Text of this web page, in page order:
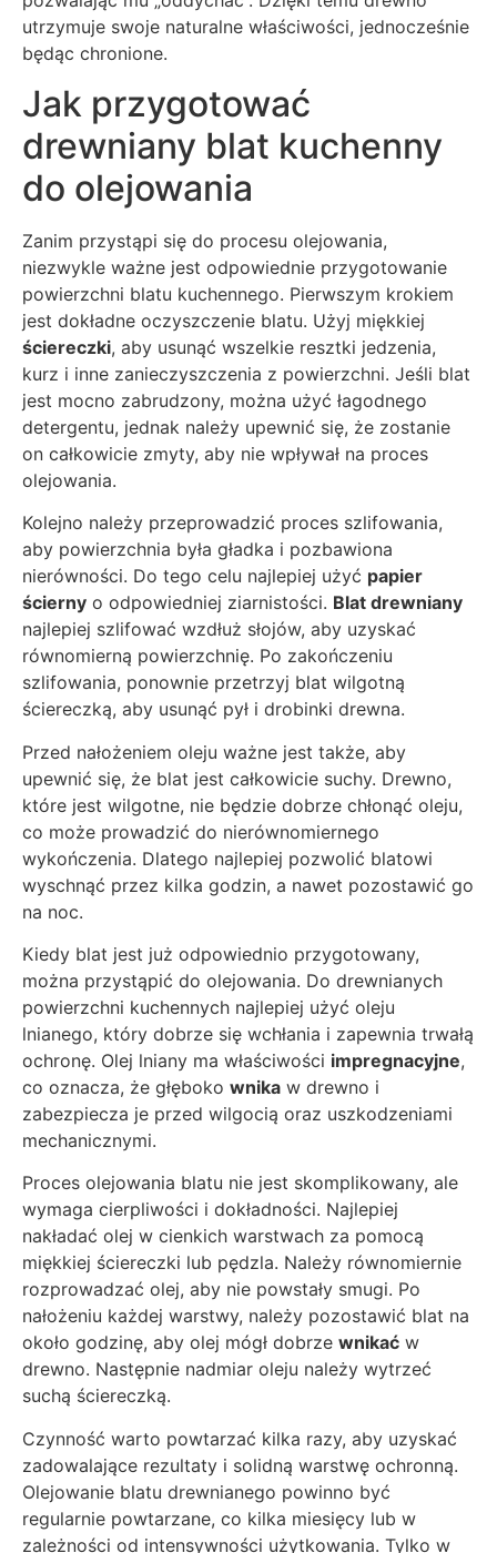
utrzymuje swoje naturalne właściwości, jednocześnie
będąc chronione.
Jak przygotować
drewniany blat kuchenny
do olejowania
Zanim przystąpi się do procesu olejowania,
niezwykle ważne jest odpowiednie przygotowanie
powierzchni blatu kuchennego. Pierwszym krokiem
jest dokładne oczyszczenie blatu. Użyj miękkiej
ściereczki, aby usunąć wszelkie resztki jedzenia,
kurz i inne zanieczyszczenia z powierzchni. Jeśli blat
jest mocno zabrudzony, można użyć łagodnego
detergentu, jednak należy upewnić się, że zostanie
on całkowicie zmyty, aby nie wpływał na proces
olejowania.
Kolejno należy przeprowadzić proces szlifowania,
aby powierzchnia była gładka i pozbawiona
nierówności. Do tego celu najlepiej użyć papier
ścierny o odpowiedniej ziarnistości. Blat drewniany
najlepiej szlifować wzdłuż słojów, aby uzyskać
równomierną powierzchnię. Po zakończeniu
szlifowania, ponownie przetrzyj blat wilgotną
ściereczką, aby usunąć pył i drobinki drewna.
Przed nałożeniem oleju ważne jest także, aby
upewnić się, że blat jest całkowicie suchy. Drewno,
które jest wilgotne, nie będzie dobrze chłonąć oleju,
co może prowadzić do nierównomiernego
wykończenia. Dlatego najlepiej pozwolić blatowi
wyschnąć przez kilka godzin, a nawet pozostawić go
na noc.
Kiedy blat jest już odpowiednio przygotowany,
można przystąpić do olejowania. Do drewnianych
powierzchni kuchennych najlepiej użyć oleju
lnianego, który dobrze się wchłania i zapewnia trwałą
ochronę. Olej lniany ma właściwości impregnacyjne,
co oznacza, że głęboko wnika w drewno i
zabezpiecza je przed wilgocią oraz uszkodzeniami
mechanicznymi.
Proces olejowania blatu nie jest skomplikowany, ale
wymaga cierpliwości i dokładności. Najlepiej
nakładać olej w cienkich warstwach za pomocą
miękkiej ściereczki lub pędzla. Należy równomiernie
rozprowadzać olej, aby nie powstały smugi. Po
nałożeniu każdej warstwy, należy pozostawić blat na
około godzinę, aby olej mógł dobrze wnikać w
drewno. Następnie nadmiar oleju należy wytrzeć
suchą ściereczką.
Czynność warto powtarzać kilka razy, aby uzyskać
zadowalające rezultaty i solidną warstwę ochronną.
Olejowanie blatu drewnianego powinno być
regularnie powtarzane, co kilka miesięcy lub w
zależności od intensywności użytkowania. Tylko w